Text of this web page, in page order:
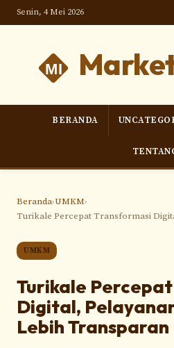
Senin, 4 Mei 2026
BERANDA
Beranda›UMKM›
Turikale Percepat Transformasi
UMKM
Turikale
Digital,
Lebih Transparan